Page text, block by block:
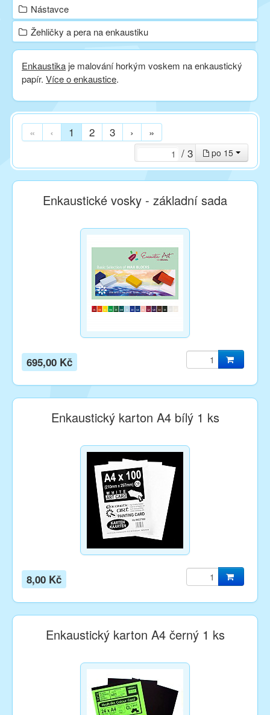
Kontakt
Facebook
Nástavce
Žehličky a pera na enkaustiku
Enkaustika je malování horkým voskem na enkaustický
papír. Více o enkaustice.
« ‹ 1 2 3 › »
po 15
/ 3
Enkaustické vosky - základní sada
695,00 Kč
Enkaustický karton A4 bílý 1 ks
8,00 Kč
Enkaustický karton A4 černý 1 ks